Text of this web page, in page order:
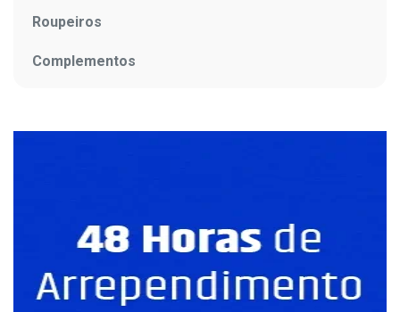
Roupeiros
Complementos